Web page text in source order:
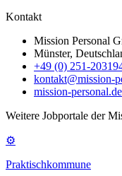
Kontakt
Mission Personal
Münster,
+49 (0) 251-
kontakt@mission-
mission-personal.de
Weitere Jobportale der
⚙
Praktischkommune